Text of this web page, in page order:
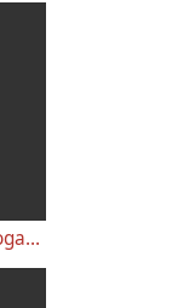
Yogastunde Mittelstufe - Yoga Vidya Grundreihe